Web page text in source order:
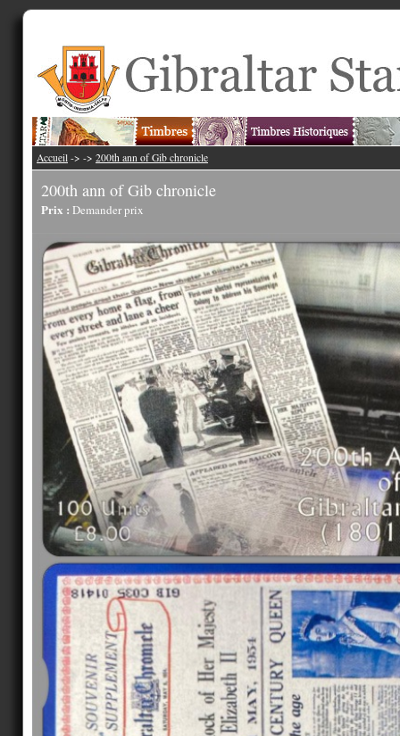
Accueil -> -> 200th ann of Gib chronicle
200th ann of Gib chronicle
Prix : Demander prix